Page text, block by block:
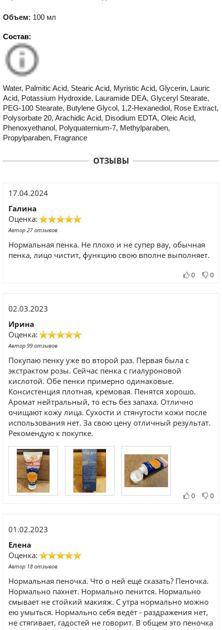
Объем: 100 мл
Состав:
Water, Palmitic Acid, Stearic Acid, Myristic Acid, Glycerin, Lauric
Acid, Potassium Hydroxide, Lauramide DEA, Glyceryl Stearate,
PEG-100 Stearate, Butylene Glycol, 1,2-Hexanediol, Rose Extract,
Polysorbate 20, Arachidic Acid, Disodium EDTA, Oleic Acid,
Phenoxyethanol, Polyquaternium-7, Methylparaben,
Propylparaben, Fragrance
ОТЗЫВЫ
17.04.2024
Галина
Оценка:
Автор 27 отзывов
Нормальная пенка. Не плохо и не супер вау, обычная
пенка, лицо чистит, функцию свою вполне выполняет.
0 0
02.03.2023
Ирина
Оценка:
Автор 99 отзывов
Покупаю пенку уже во второй раз. Первая была с
экстрактом розы. Сейчас пенка с гиалуроновой
кислотой. Обе пенки примерно одинаковые.
Консистенция плотная, кремовая. Пенятся хорошо.
Аромат нейтральный, то есть без запаха. Отлично
очищают кожу лица. Сухости и стянутости кожи после
использования нет. За свою цену отличный результат.
Рекомендую к покупке.
0 0
01.02.2023
Елена
Оценка:
Автор 18 отзывов
Нормальная пеночка. Что о ней ещё сказать? Пеночка.
Нормально пахнет. Нормально пенится. Нормально
смывает не стойкий макияж. С утра нормально можно
ею умыться. Нормально себя ведёт - раздражения нет,
не стягивает, гадостей не говорит. В общем это пеночка